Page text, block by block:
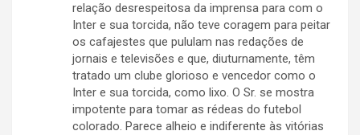
relação desrespeitosa da imprensa para com o
Inter e sua torcida, não teve coragem para peitar
os cafajestes que pululam nas redações de
jornais e televisões e que, diuturnamente, têm
tratado um clube glorioso e vencedor como o
Inter e sua torcida, como lixo. O Sr. se mostra
impotente para tomar as rédeas do futebol
colorado. Parece alheio e indiferente às vitórias